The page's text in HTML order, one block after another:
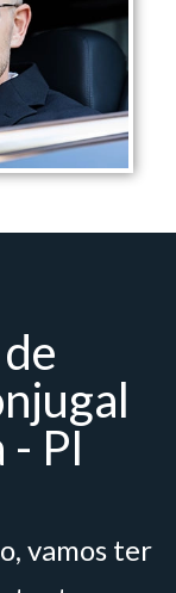
PI
vamos ter